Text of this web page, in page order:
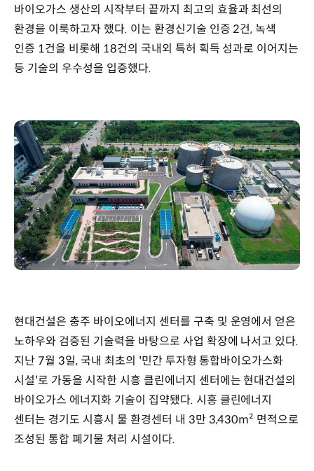
바이오가스 생산의 시작부터 끝까지 최고의 효율과 최선의
환경을 이룩하고자 했다. 이는 환경신기술 인증 2건, 녹색
인증 1건을 비롯해 18건의 국내외 특허 획득 성과로 이어지는
등 기술의 우수성을 입증했다.
현대건설은 충주 바이오에너지 센터를 구축 및 운영에서 얻은
노하우와 검증된 기술력을 바탕으로 사업 확장에 나서고 있다.
지난 7월 3일, 국내 최초의 '민간 투자형 통합바이오가스화
시설'로 가동을 시작한 시흥 클린에너지 센터에는 현대건설의
바이오가스 에너지화 기술이 집약됐다. 시흥 클린에너지
센터는 경기도 시흥시 물 환경센터 내 3만 3,430m² 면적으로
조성된 통합 폐기물 처리 시설이다.